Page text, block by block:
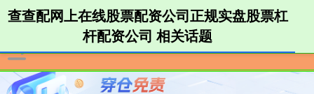
查查配网上在线股票配资公司正规实盘股票杠
杆配资公司 相关话题